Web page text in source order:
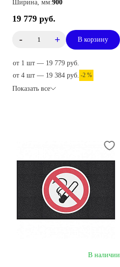
Ширина, мм:900
19 779 руб.
- + В корзину
от 1 шт — 19 779 руб.
от 4 шт — 19 384 руб. -2 %
Показать все
В наличии